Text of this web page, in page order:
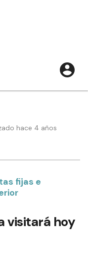
hace 4 años
fijas e
visitará hoy